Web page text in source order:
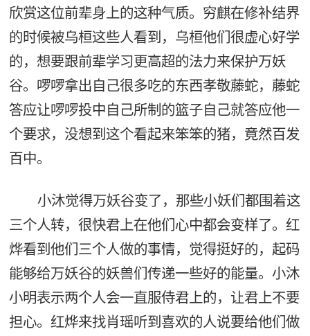
欣赏这位前辈身上的这种气质。穷麒在修补结界
的时候被乌桓这些人看到，乌桓他们很虚心好学
的，想要跟前辈学习更高超的法力来保护万妖
谷。啰啰拿出自己很多吃的东西孝敬藤蛇，藤蛇
答应让啰啰投中自己所制的篮子自己就答应他一
个要求，没想到这个看起来笨笨的猪，竟然百发
百中。
小沐觉得万妖谷变了，那些小妖们都围着这
三个人转，很快君上在他们心中都会变样了。红
烨看到他们三个人做的事情，觉得挺好的，起码
能够给万妖谷的妖兽们传递一些好的能量。小沐
小明表示两个人会一直服侍君上的，让君上不要
担心。红烨来找肖瑶听到喜欢的人说要给他们做